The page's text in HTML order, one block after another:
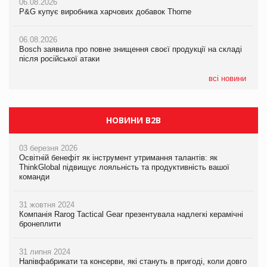
06.08.2026
P&G купує виробника харчових добавок Thorne
06.08.2026
Bosch заявила про повне знищення своєї продукції на складі
після російської атаки
всі новини
новинки від ТМ ТОКЕРИ
Сергій Лісунов про заморожені хлібобулочні вироби на
06.08.2026
P&G купує виробника харчових добавок Thorne
06.08.2026
Bosch заявила про повне знищення своєї продукції на складі
після російської атаки
НОВИНИ B2B
03 березня 2026
Освітній бенефіт як інструмент утримання талантів: як
ThinkGlobal підвищує лояльність та продуктивність вашої
команди
31 жовтня 2024
Компанія Rarog Tactical Gear презентувала надлегкі керамічні
бронеплити
31 липня 2024
Напівфабрикати та консерви, які стануть в пригоді, коли довго